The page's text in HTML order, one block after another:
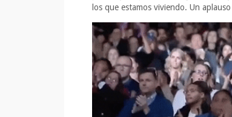
los que estamos viviendo. Un